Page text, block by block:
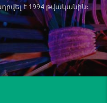
է 1994 թվականին։